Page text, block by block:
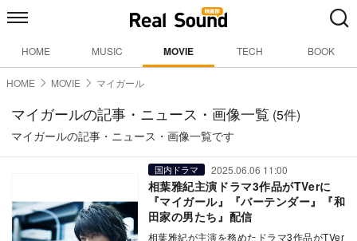
HOME MUSIC MOVIE TECH BOOK
HOME MOVIE マイガール
マイガールの記事・ニュース・画像一覧 (5件)
マイガールの記事・ニュース・画像一覧です
国内ドラマ 2025.06.06 11:00
相葉雅紀主演ドラマ3作品がTVerに
『マイガール』『バーテンダー』『和
田家の男たち』配信
相葉雅紀が主演を務めたドラマ3作品がTVer